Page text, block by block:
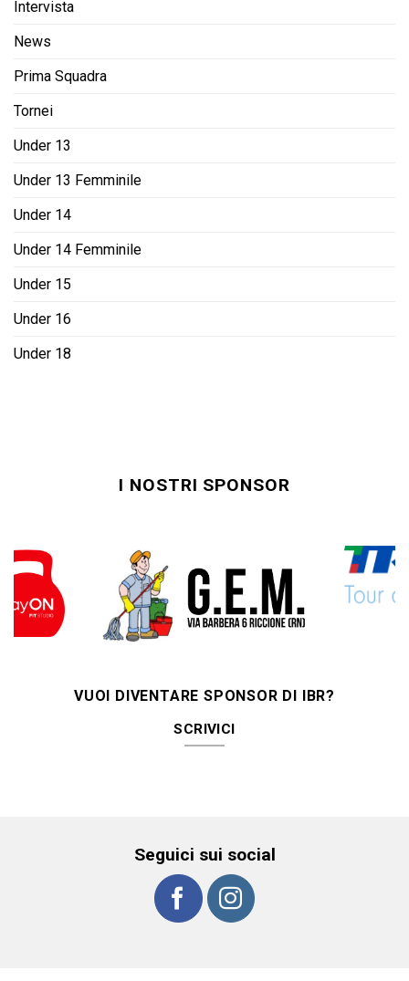
Intervista
News
Prima Squadra
Tornei
Under 13
Under 13 Femminile
Under 14
Under 14 Femminile
Under 15
Under 16
Under 18
I NOSTRI SPONSOR
VUOI DIVENTARE SPONSOR DI IBR?
SCRIVICI
Seguici sui social